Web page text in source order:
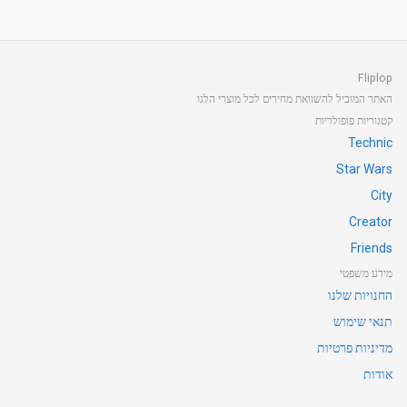
Fliplop
האתר המוביל להשוואת מחירים לכל מוצרי הלגו
קטגוריות פופולריות
Technic
Star Wars
City
Creator
Friends
מידע משפטי
החנויות שלנו
תנאי שימוש
מדיניות פרטיות
אודות